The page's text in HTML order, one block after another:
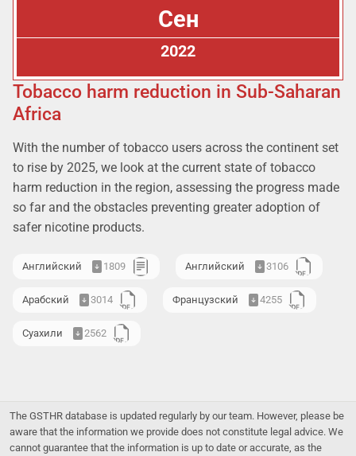
Сен
2022
Tobacco harm reduction in Sub-Saharan
Africa
With the number of tobacco users across the continent set
to rise by 2025, we look at the current state of tobacco
harm reduction in the region, assessing the progress made
so far and the obstacles preventing greater adoption of
safer nicotine products.
Английский 1809 Английский 3106
Арабский 3014 Французский 4255
Суахили 2562
The GSTHR database is updated regularly by our team. However, please be
aware that the information we provide does not constitute legal advice. We
cannot guarantee that the information is up to date or accurate, as the